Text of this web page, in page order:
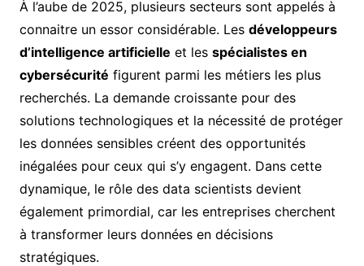
À l’aube de 2025, plusieurs secteurs sont appelés à
connaitre un essor considérable. Les développeurs
d’intelligence artificielle et les spécialistes en
cybersécurité figurent parmi les métiers les plus
recherchés. La demande croissante pour des
solutions technologiques et la nécessité de protéger
les données sensibles créent des opportunités
inégalées pour ceux qui s’y engagent. Dans cette
dynamique, le rôle des data scientists devient
également primordial, car les entreprises cherchent
à transformer leurs données en décisions
stratégiques.